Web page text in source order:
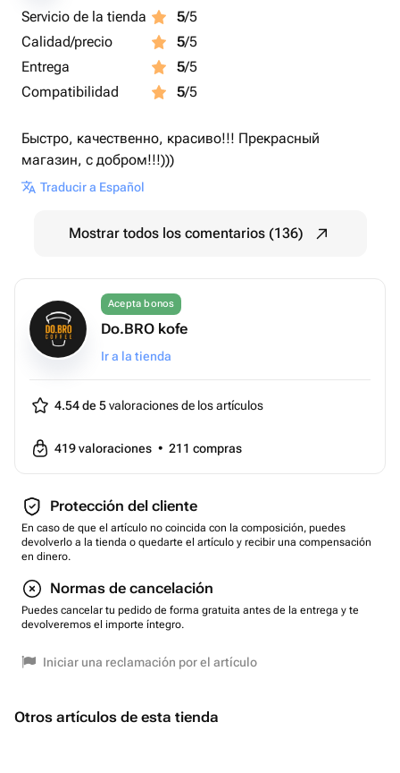
Servicio de la tienda 5/5
Calidad/precio
5/5
Entrega
5/5
Compatibilidad
5/5
Быстро, качественно, красиво!!! Прекрасный
магазин, с добром!!!)))
Traducir a Español
Mostrar todos los comentarios (136)
Acepta bonos
Do.BRO kofe
Ir a la tienda
4.54 de 5valoraciones de los artículos
419valoraciones • 211 compras
Protección del cliente
En caso de que el artículo no coincida con la composición, puedes
devolverlo a la tienda o quedarte el artículo y recibir una compensación
en dinero.
Normas de cancelación
Puedes cancelar tu pedido de forma gratuita antes de la entrega y te
devolveremos el importe íntegro.
Iniciar una reclamación por el artículo
Otros artículos de esta tienda